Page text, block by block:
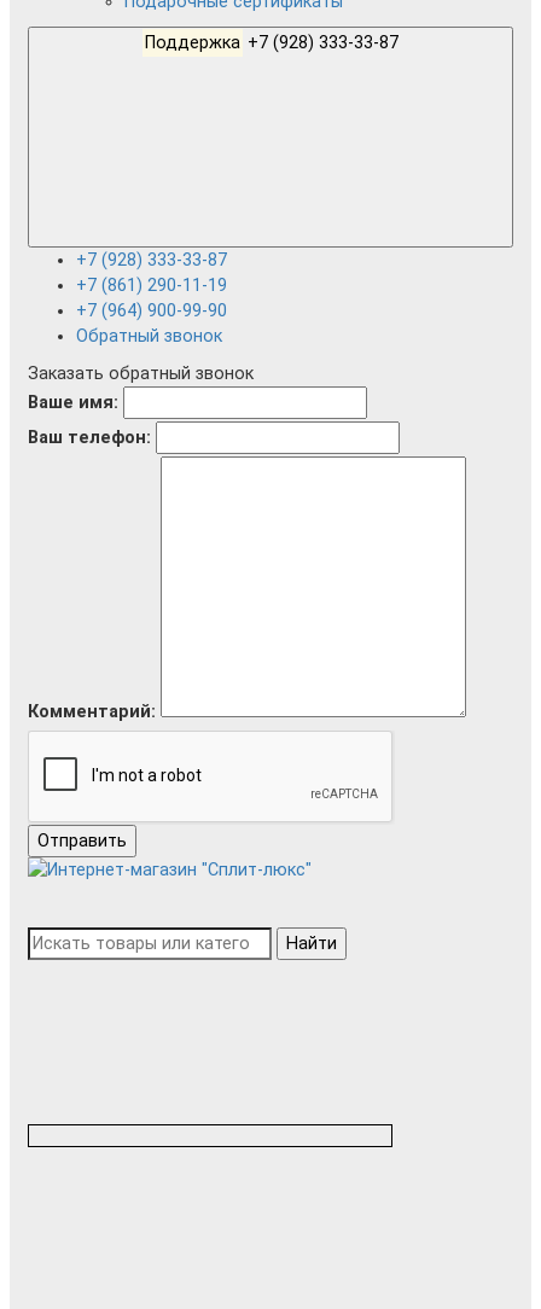
Поддержка
+7 (928) 333-33-87
+7 (861) 290-11-19
+7 (964) 900-99-90
Обратный звонок
Заказать обратный звонок
Ваше имя:
Ваш телефон:
Комментарий:
Отправить
Найти